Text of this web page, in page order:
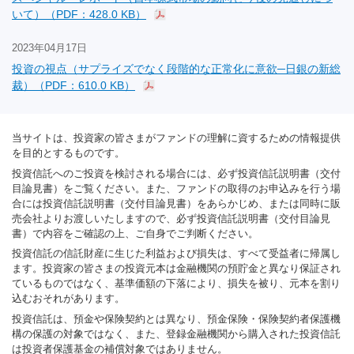
いて）（PDF：428.0 KB）
2023年04月17日
投資の視点（サプライズでなく段階的な正常化に意欲─日銀の新総
裁）（PDF：610.0 KB）
当サイトは、投資家の皆さまがファンドの理解に資するための情報提供
を目的とするものです。
投資信託へのご投資を検討される場合には、必ず投資信託説明書（交付
目論見書）をご覧ください。また、ファンドの取得のお申込みを行う場
合には投資信託説明書（交付目論見書）をあらかじめ、または同時に販
売会社よりお渡しいたしますので、必ず投資信託説明書（交付目論見
書）で内容をご確認の上、ご自身でご判断ください。
投資信託の信託財産に生じた利益および損失は、すべて受益者に帰属し
ます。投資家の皆さまの投資元本は金融機関の預貯金と異なり保証され
ているものではなく、基準価額の下落により、損失を被り、元本を割り
込むおそれがあります。
投資信託は、預金や保険契約とは異なり、預金保険・保険契約者保護機
構の保護の対象ではなく、また、登録金融機関から購入された投資信託
は投資者保護基金の補償対象ではありません。